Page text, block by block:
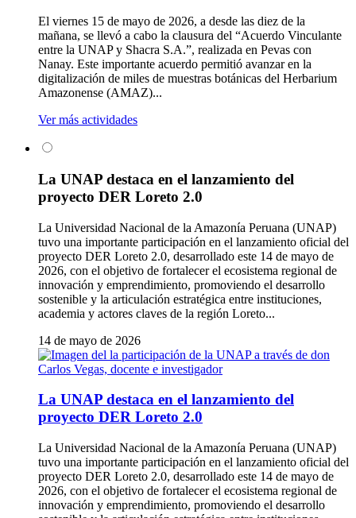
El viernes 15 de mayo de 2026, a desde las diez de la
mañana, se llevó a cabo la clausura del “Acuerdo Vinculante
entre la UNAP y Shacra S.A.”, realizada en Pevas con
Nanay. Este importante acuerdo permitió avanzar en la
digitalización de miles de muestras botánicas del Herbarium
Amazonense (AMAZ)...
Ver más actividades
La UNAP destaca en el lanzamiento del
proyecto DER Loreto 2.0
La Universidad Nacional de la Amazonía Peruana (UNAP)
tuvo una importante participación en el lanzamiento oficial del
proyecto DER Loreto 2.0, desarrollado este 14 de mayo de
2026, con el objetivo de fortalecer el ecosistema regional de
innovación y emprendimiento, promoviendo el desarrollo
sostenible y la articulación estratégica entre instituciones,
academia y actores claves de la región Loreto...
14 de mayo de 2026
La UNAP destaca en el lanzamiento del
proyecto DER Loreto 2.0
La Universidad Nacional de la Amazonía Peruana (UNAP)
tuvo una importante participación en el lanzamiento oficial del
proyecto DER Loreto 2.0, desarrollado este 14 de mayo de
2026, con el objetivo de fortalecer el ecosistema regional de
innovación y emprendimiento, promoviendo el desarrollo